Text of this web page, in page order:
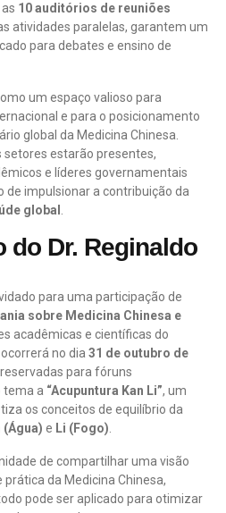
10 auditórios de reuniões
atividades paralelas, garantem um
para debates e ensino de
um espaço valioso para
e para o posicionamento
global da Medicina Chinesa.
setores estarão presentes,
e líderes governamentais
impulsionar a contribuição da
global
do Dr. Reginaldo
para uma participação de
sobre Medicina Chinesa e
acadêmicas e científicas do
no dia 31 de outubro de
para fóruns
tema a “Acupuntura Kan Li”, um
os conceitos de equilíbrio da
(Água) e Li (Fogo)
de compartilhar uma visão
da Medicina Chinesa,
pode ser aplicado para otimizar